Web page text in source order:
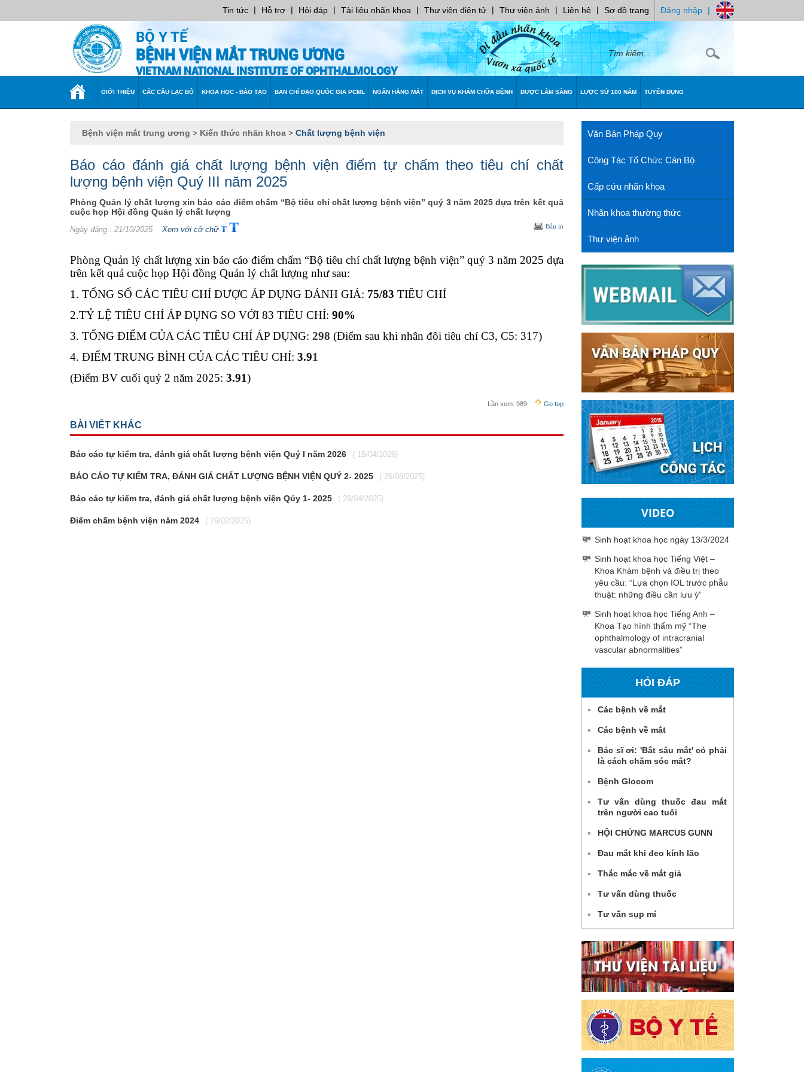
Tin tức | Hỗ trợ | Hỏi đáp | Tài liệu nhãn khoa | Thư viện điện tử | Thư viện ảnh | Liên hệ | Sơ đồ trang Đăng nhập |
BỘ Y TẾ
BỆNH VIỆN MẮT TRUNG ƯƠNG
VIETNAM NATIONAL INSTITUTE OF OPHTHALMOLOGY
TRANG GIỚI THIỆU CÁC CÂU LẠC BỘ KHOA HỌC - ĐÀO TẠO BAN CHỈ ĐẠO QUỐC GIA PCML NGÂN HÀNG MẮT DỊCH VỤ KHÁM CHỮA BỆNH DƯỢC LÂM SÀNG LƯỢC SỬ 100 NĂM TUYỂN DỤNG
Bệnh viện mắt trung ương > Kiến thức nhãn khoa > Chất lượng bệnh viện
Báo cáo đánh giá chất lượng bệnh viện điểm tự chấm theo tiêu chí chất
lượng bệnh viện Quý III năm 2025
Phòng Quản lý chất lượng xin báo cáo điểm chấm “Bộ tiêu chí chất lượng bệnh viện” quý 3 năm 2025 dựa trên kết quả
cuộc họp Hội đồng Quản lý chất lượng
Ngày đăng : 21/10/2025 Xem với cỡ chữ Bản in
Phòng Quản lý chất lượng xin báo cáo điểm chấm “Bộ tiêu chí chất lượng bệnh viện” quý 3 năm 2025 dựa
trên kết quả cuộc họp Hội đồng Quản lý chất lượng như sau:
1. TỔNG SỐ CÁC TIÊU CHÍ ĐƯỢC ÁP DỤNG ĐÁNH GIÁ: 75/83 TIÊU CHÍ
2.TỶ LỆ TIÊU CHÍ ÁP DỤNG SO VỚI 83 TIÊU CHÍ: 90%
3. TỔNG ĐIỂM CỦA CÁC TIÊU CHÍ ÁP DỤNG: 298 (Điểm sau khi nhân đôi tiêu chí C3, C5: 31 7)
4. ĐIỂM TRUNG BÌNH CỦA CÁC TIÊU CHÍ: 3.91
(Điểm BV cuối quý 2 năm 2025: 3.91)
Lần xem: 989 Go top
BÀI VIẾT KHÁC
Báo cáo tự kiểm tra, đánh giá chất lượng bệnh viện Quý I năm 2026 ( 15/04/2026)
BÁO CÁO TỰ KIỂM TRA, ĐÁNH GIÁ CHẤT LƯỢNG BỆNH VIỆN QUÝ 2- 2025 ( 26/08/2025)
Báo cáo tự kiểm tra, đánh giá chất lượng bệnh viện Qúy 1- 2025 ( 29/04/2025)
Điểm chấm bệnh viện năm 2024 ( 26/02/2025)
Văn Bản Pháp Quy
Công Tác Tổ Chức Cán Bộ
Cấp cứu nhãn khoa
Nhãn khoa thường thức
Thư viện ảnh
VIDEO
Sinh hoạt khoa học ngày 13/3/2024
Sinh hoạt khoa học Tiếng Việt –
Khoa Khám bệnh và điều trị theo
yêu cầu: “Lựa chọn IOL trước phẫu
thuật: những điều cần lưu ý”
Sinh hoạt khoa học Tiếng Anh –
Khoa Tạo hình thẩm mỹ “The
ophthalmology of intracranial
vascular abnormalities”
HỎI ĐÁP
Các bệnh về mắt
Các bệnh về mắt
Bác sĩ ơi: 'Bắt sâu mắt' có phải
là cách chăm sóc mắt?
Bệnh Glocom
Tư vấn dùng thuốc đau mắt
trên người cao tuổi
HỘI CHỨNG MARCUS GUNN
Đau mắt khi đeo kính lão
Thắc mắc về mắt giả
Tư vấn dùng thuốc
Tư vấn sụp mí